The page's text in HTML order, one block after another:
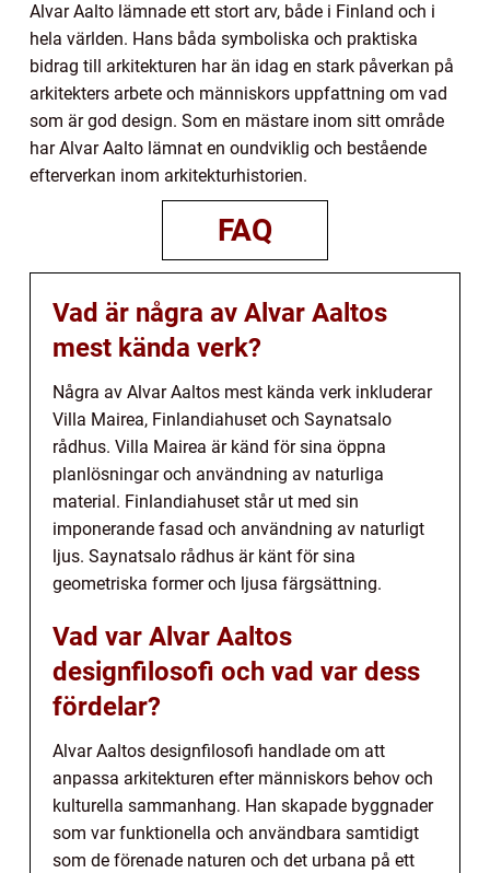
Alvar Aalto lämnade ett stort arv, både i Finland och i
hela världen. Hans båda symboliska och praktiska
bidrag till arkitekturen har än idag en stark påverkan på
arkitekters arbete och människors uppfattning om vad
som är god design. Som en mästare inom sitt område
har Alvar Aalto lämnat en oundviklig och bestående
efterverkan inom arkitekturhistorien.
FAQ
Vad är några av Alvar Aaltos
mest kända verk?
Några av Alvar Aaltos mest kända verk inkluderar
Villa Mairea, Finlandiahuset och Saynatsalo
rådhus. Villa Mairea är känd för sina öppna
planlösningar och användning av naturliga
material. Finlandiahuset står ut med sin
imponerande fasad och användning av naturligt
ljus. Saynatsalo rådhus är känt för sina
geometriska former och ljusa färgsättning.
Vad var Alvar Aaltos
designfilosofi och vad var dess
fördelar?
Alvar Aaltos designfilosofi handlade om att
anpassa arkitekturen efter människors behov och
kulturella sammanhang. Han skapade byggnader
som var funktionella och användbara samtidigt
som de förenade naturen och det urbana på ett